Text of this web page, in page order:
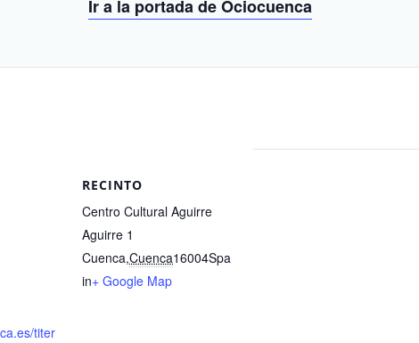
Ir a la portada de Ociocuenca
titer
RECINTO
Centro Cultural Aguirre
Aguirre 1
Cuenca,Cuenca16004Spa
in+ Google Map